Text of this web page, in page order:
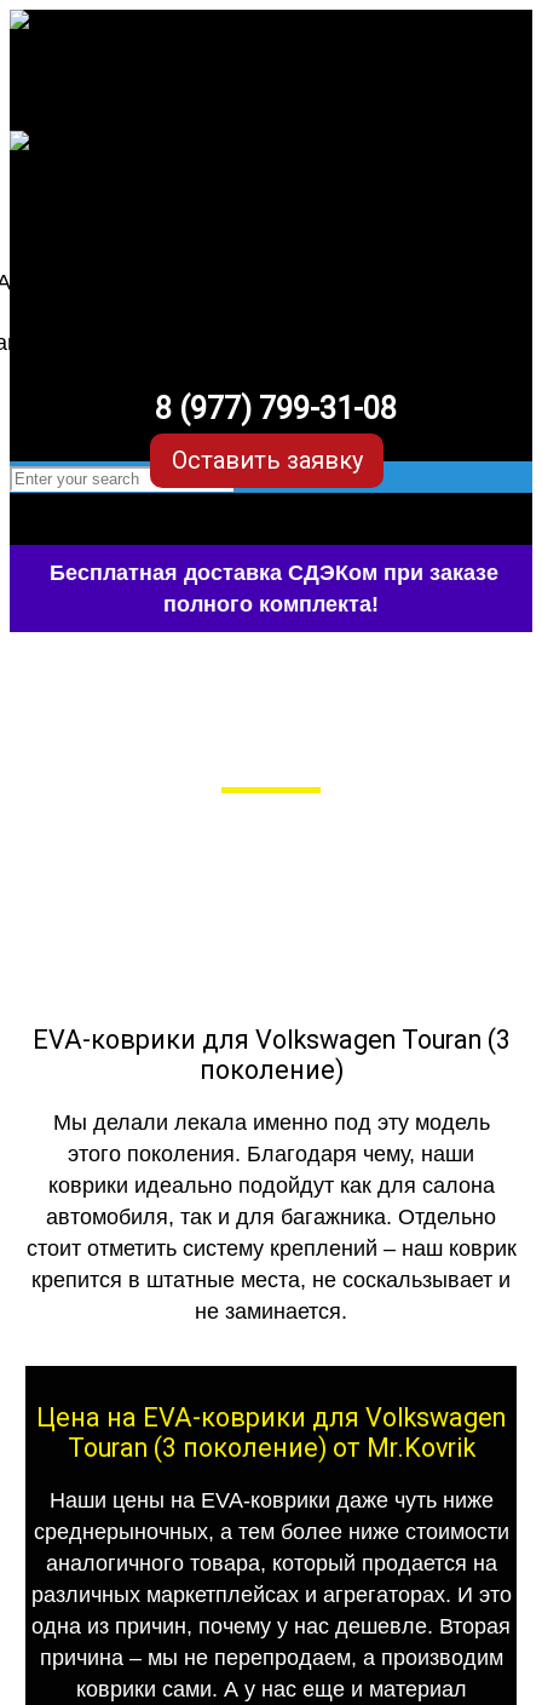
8 (977) 799-31-08
Оставить заявку
Бесплатная доставка СДЭКом при заказе
полного комплекта!
EVA-коврики для Volkswagen Touran (3
поколение)
Мы делали лекала именно под эту модель
этого поколения. Благодаря чему, наши
коврики идеально подойдут как для салона
автомобиля, так и для багажника. Отдельно
стоит отметить систему креплений – наш коврик
крепится в штатные места, не соскальзывает и
не заминается.
Цена на EVA-коврики для Volkswagen
Touran (3 поколение) от Mr.Kovrik
Наши цены на EVA-коврики даже чуть ниже
среднерыночных, а тем более ниже стоимости
аналогичного товара, который продается на
различных маркетплейсах и агрегаторах. И это
одна из причин, почему у нас дешевле. Вторая
причина – мы не перепродаем, а производим
коврики сами. А у нас еще и материал